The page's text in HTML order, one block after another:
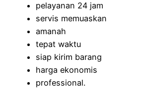
pelayanan 24 jam
servis memuaskan
amanah
tepat waktu
siap kirim barang
harga ekonomis
professional.